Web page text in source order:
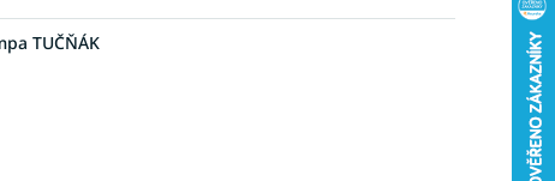
TUČŇÁK